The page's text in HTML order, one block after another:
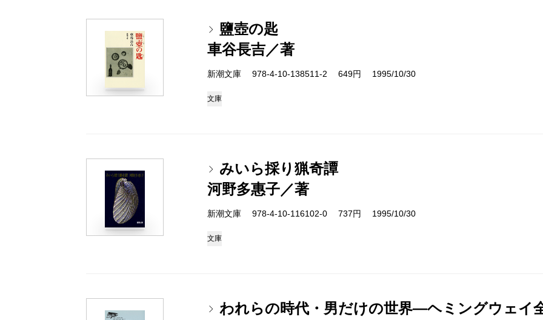
鹽壺の匙
車谷長吉／著
新潮文庫 978-4-10-138511-2 649円 1995/10/30
文庫
みいら採り猟奇譚
河野多惠子／著
新潮文庫 978-4-10-116102-0 737円 1995/10/30
文庫
われらの時代・男だけの世界―ヘミングウェ